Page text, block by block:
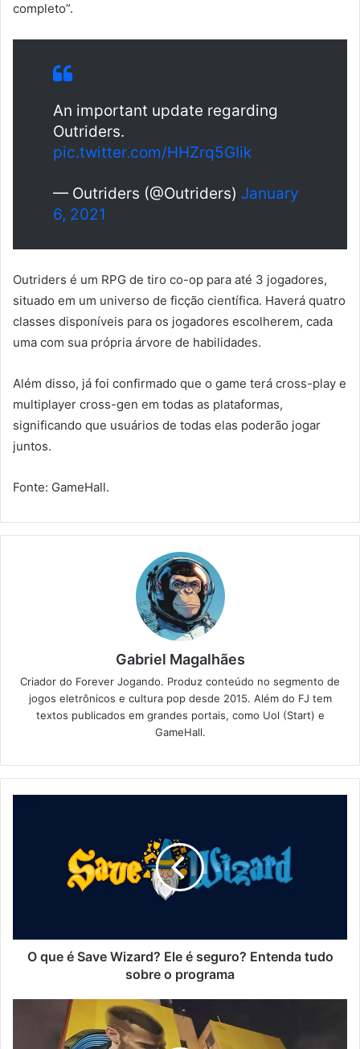
completo”.
An important update regarding
Outriders.
pic.twitter.com/HHZrq5GIik
— Outriders (@Outriders) January
6, 2021
Outriders é um RPG de tiro co-op para até 3 jogadores,
situado em um universo de ficção científica. Haverá quatro
classes disponíveis para os jogadores escolherem, cada
uma com sua própria árvore de habilidades.
Além disso, já foi confirmado que o game terá cross-play e
multiplayer cross-gen em todas as plataformas,
significando que usuários de todas elas poderão jogar
juntos.
Fonte: GameHall.
Gabriel Magalhães
Criador do Forever Jogando. Produz conteúdo no segmento de
jogos eletrônicos e cultura pop desde 2015. Além do FJ tem
textos publicados em grandes portais, como Uol (Start) e
GameHall.
O que é Save Wizard? Ele é seguro? Entenda tudo
sobre o programa